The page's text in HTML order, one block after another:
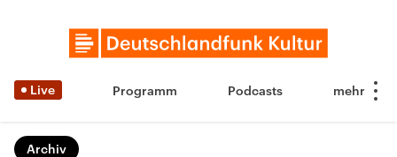
Live Programm Podcasts
Archiv